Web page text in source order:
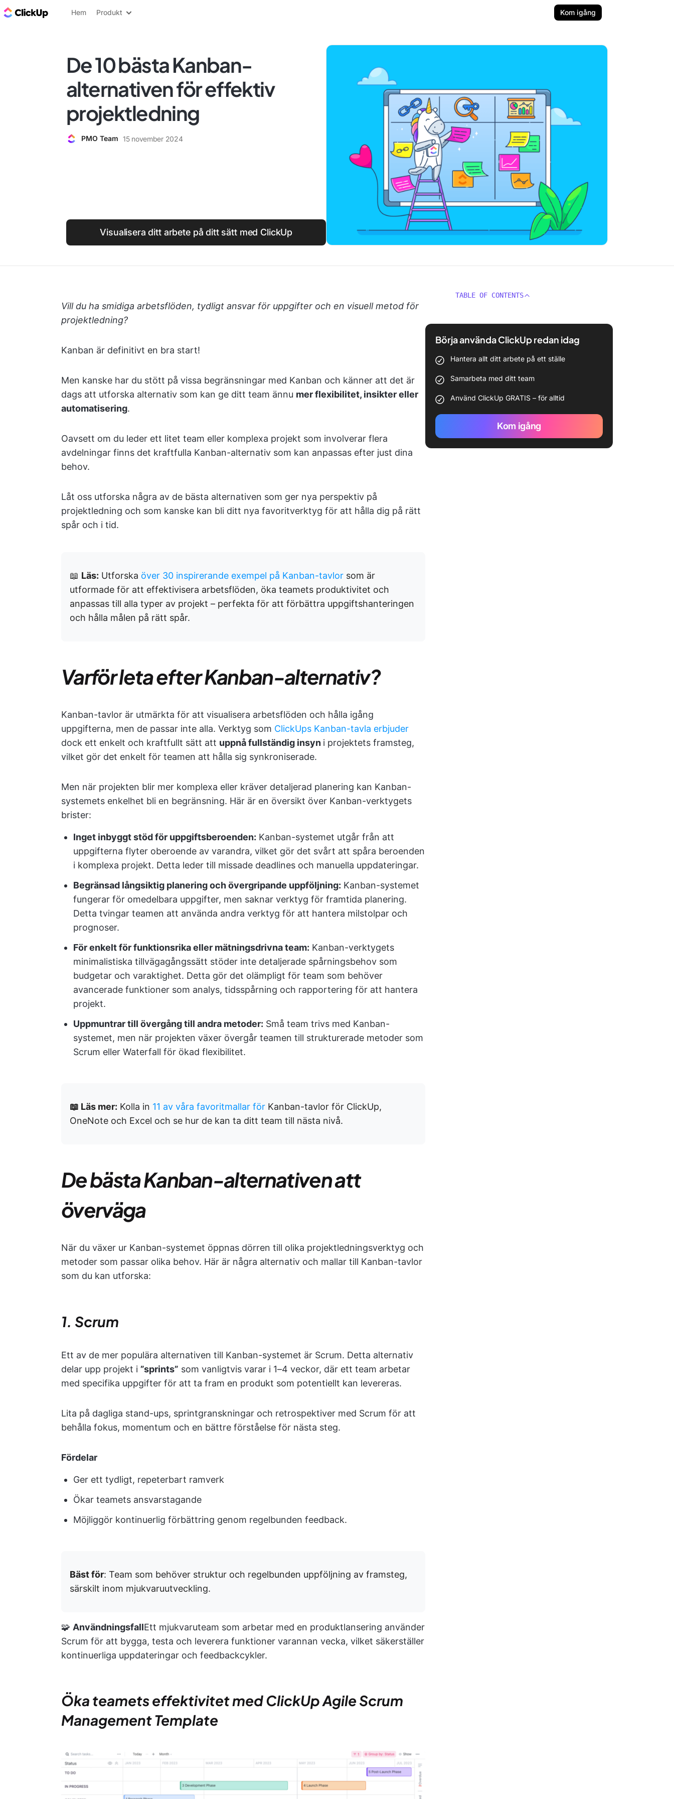
ClickUp-bloggen
Hem Produkt Kom igång
De 10 bästa Kanban-
alternativen för effektiv
projektledning
PMO Team 15 november 2024
Visualisera ditt arbete på ditt sätt med ClickUp
Vill du ha smidiga arbetsflöden, tydligt ansvar för uppgifter och en visuell metod för
projektledning?
Kanban är definitivt en bra start!
Men kanske har du stött på vissa begränsningar med Kanban och känner att det är
dags att utforska alternativ som kan ge ditt team ännu mer flexibilitet, insikter eller
automatisering.
Oavsett om du leder ett litet team eller komplexa projekt som involverar flera
avdelningar finns det kraftfulla Kanban-alternativ som kan anpassas efter just dina
behov.
Låt oss utforska några av de bästa alternativen som ger nya perspektiv på
projektledning och som kanske kan bli ditt nya favoritverktyg för att hålla dig på rätt
spår och i tid.
📖 Läs: Utforska över 30 inspirerande exempel på Kanban-tavlor som är
utformade för att effektivisera arbetsflöden, öka teamets produktivitet och
anpassas till alla typer av projekt – perfekta för att förbättra uppgiftshanteringen
och hålla målen på rätt spår.
Varför leta efter Kanban-alternativ?
Kanban-tavlor är utmärkta för att visualisera arbetsflöden och hålla igång
uppgifterna, men de passar inte alla. Verktyg som ClickUps Kanban-tavla erbjuder
dock ett enkelt och kraftfullt sätt att uppnå fullständig insyn i projektets framsteg,
vilket gör det enkelt för teamen att hålla sig synkroniserade.
Men när projekten blir mer komplexa eller kräver detaljerad planering kan Kanban-
systemets enkelhet bli en begränsning. Här är en översikt över Kanban-verktygets
brister:
Inget inbyggt stöd för uppgiftsberoenden: Kanban-systemet utgår från att
uppgifterna flyter oberoende av varandra, vilket gör det svårt att spåra beroenden
i komplexa projekt. Detta leder till missade deadlines och manuella uppdateringar.
Begränsad långsiktig planering och övergripande uppföljning: Kanban-systemet
fungerar för omedelbara uppgifter, men saknar verktyg för framtida planering.
Detta tvingar teamen att använda andra verktyg för att hantera milstolpar och
prognoser.
För enkelt för funktionsrika eller mätningsdrivna team: Kanban-verktygets
minimalistiska tillvägagångssätt stöder inte detaljerade spårningsbehov som
budgetar och varaktighet. Detta gör det olämpligt för team som behöver
avancerade funktioner som analys, tidsspårning och rapportering för att hantera
projekt.
Uppmuntrar till övergång till andra metoder: Små team trivs med Kanban-
systemet, men när projekten växer övergår teamen till strukturerade metoder som
Scrum eller Waterfall för ökad flexibilitet.
📖 Läs mer: Kolla in 11 av våra favoritmallar för Kanban-tavlor för ClickUp,
OneNote och Excel och se hur de kan ta ditt team till nästa nivå.
De bästa Kanban-alternativen att
överväga
När du växer ur Kanban-systemet öppnas dörren till olika projektledningsverktyg och
metoder som passar olika behov. Här är några alternativ och mallar till Kanban-tavlor
som du kan utforska:
1. Scrum
Ett av de mer populära alternativen till Kanban-systemet är Scrum. Detta alternativ
delar upp projekt i ”sprints” som vanligtvis varar i 1–4 veckor, där ett team arbetar
med specifika uppgifter för att ta fram en produkt som potentiellt kan levereras.
Lita på dagliga stand-ups, sprintgranskningar och retrospektiver med Scrum för att
behålla fokus, momentum och en bättre förståelse för nästa steg.
Fördelar
Ger ett tydligt, repeterbart ramverk
Ökar teamets ansvarstagande
Möjliggör kontinuerlig förbättring genom regelbunden feedback.
Bäst för: Team som behöver struktur och regelbunden uppföljning av framsteg,
särskilt inom mjukvaruutveckling.
🧩 AnvändningsfallEtt mjukvaruteam som arbetar med en produktlansering använder
Scrum för att bygga, testa och leverera funktioner varannan vecka, vilket säkerställer
kontinuerliga uppdateringar och feedbackcykler.
Öka teamets effektivitet med ClickUp Agile Scrum
Management Template
TABLE OF CONTENTS
Börja använda ClickUp redan idag
Hantera allt ditt arbete på ett ställe
Samarbeta med ditt team
Använd ClickUp GRATIS – för alltid
Kom igång